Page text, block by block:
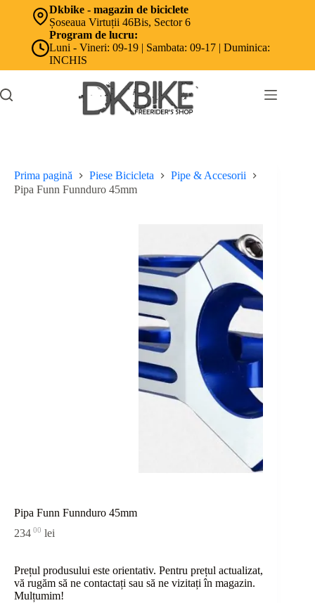
Dkbike - magazin de biciclete
Șoseaua Virtuții 46Bis, Sector 6
Program de lucru:
Luni - Vineri: 09-19 | Sambata: 09-17 | Duminica:
INCHIS
Prima pagină Piese Bicicleta
Pipe & Accesorii
Pipa Funn Funnduro 45mm
Pipa Funn Funnduro 45mm
234 00 lei
Prețul produsului este orientativ. Pentru prețul actualizat,
vă rugăm să ne contactați sau să ne vizitați în magazin.
Mulțumim!